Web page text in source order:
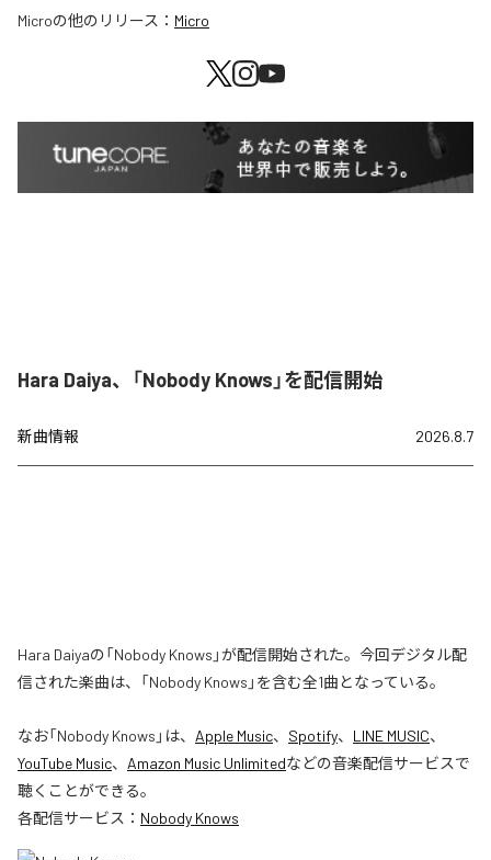
Microの他のリリース： Micro
Hara Daiya、「Nobody Knows」を配信開始
新曲情報 2026.8.7
Hara Daiyaの「Nobody Knows」が配信開始された。今回デジタル配
信された楽曲は、「Nobody Knows」を含む全1曲となっている。
なお「Nobody Knows 」は、 Apple Music、 Spotify、 LINE MUSIC、
YouTube Music、 Amazon Music Unlimitedなどの音楽配信サービスで
聴くことができる。
各配信サービス： Nobody Knows